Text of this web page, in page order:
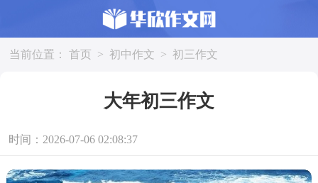
当前位置： 首页 > 初中作文 > 初三作文
大年初三作文
时间：2026-07-06 02:08:37